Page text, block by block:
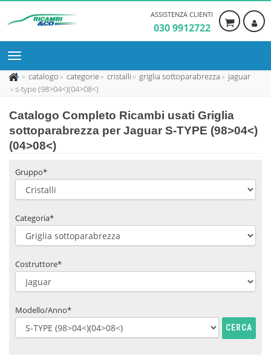
ASSISTENZA CLIENTI
030 9912722
catalogo categorie cristalli griglia sottoparabrezza
jaguar
s-type (98>04<)(04>08<)
Catalogo Completo Ricambi usati Griglia
sottoparabrezza per Jaguar S-TYPE (98>04<)
(04>08<)
Gruppo*
Categoria*
Costruttore*
Modello/Anno*
CERCA